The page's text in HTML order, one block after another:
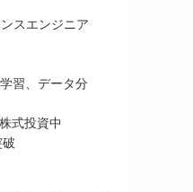
スエンジニア
習、データ分
式投資中